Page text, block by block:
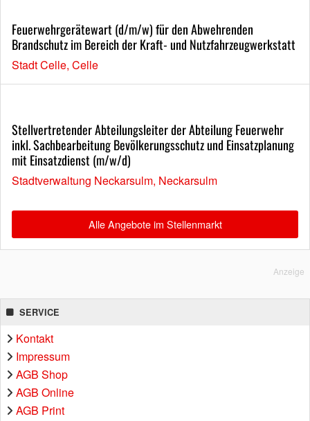
Feuerwehrgerätewart (d/m/w) für den Abwehrenden
Brandschutz im Bereich der Kraft- und Nutzfahrzeugwerkstatt
Stadt Celle, Celle
Stellvertretender Abteilungsleiter der Abteilung Feuerwehr
inkl. Sachbearbeitung Bevölkerungsschutz und Einsatzplanung
mit Einsatzdienst (m/w/d)
Stadtverwaltung Neckarsulm, Neckarsulm
Alle Angebote im Stellenmarkt
Anzeige
SERVICE
Kontakt
Impressum
AGB Shop
AGB Online
AGB Print